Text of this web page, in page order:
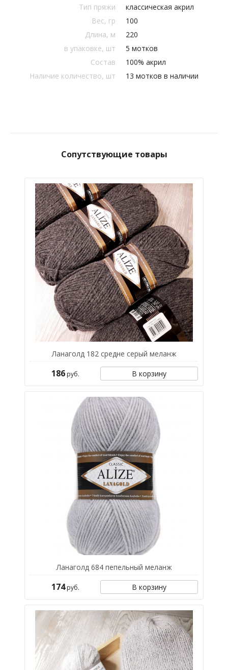
Тип пряжи
классическая акрил
Вес, гр
100
Длина, м
220
в упаковке, шт
5 мотков
Состав
100% акрил
Наличие количество, шт
13 мотков в наличии
Сопутствующие товары
Ланаголд 182 средне серый меланж
186руб. В корзину
Ланаголд 684 пепельный меланж
174руб. В корзину